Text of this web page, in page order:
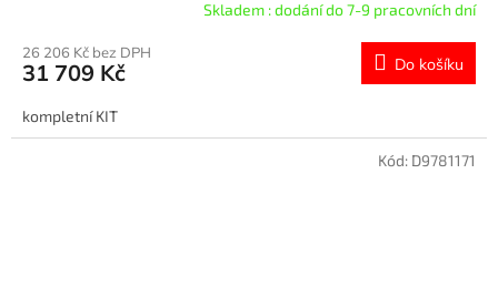
Skladem : dodání do 7-9 pracovních dní
26 206 Kč bez DPH
31 709 Kč Do košíku
kompletní KIT
Kód: D9781171